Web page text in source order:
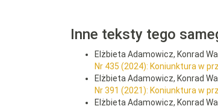
Inne teksty tego
Elżbieta Adamowicz, Konrad
Nr 435 (2024): Koniunktura w
Elżbieta Adamowicz, Konrad
Nr 391 (2021): Koniunktura w
Elżbieta Adamowicz, Konrad